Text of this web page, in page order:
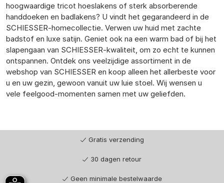
hoogwaardige tricot hoeslakens of sterk absorberende
handdoeken en badlakens? U vindt het gegarandeerd in de
SCHIESSER-homecollectie. Verwen uw huid met zachte
badstof en luxe satijn. Geniet ook na een warm bad of bij het
slapengaan van SCHIESSER-kwaliteit, om zo echt te kunnen
ontspannen. Ontdek ons veelzijdige assortiment in de
webshop van SCHIESSER en koop alleen het allerbeste voor
u en uw gezin, gewoon vanuit uw luie stoel. Wij wensen u
vele feelgood-momenten samen met uw geliefden.
Gratis verzending
30 dagen retour
Geen minimale bestelwaarde